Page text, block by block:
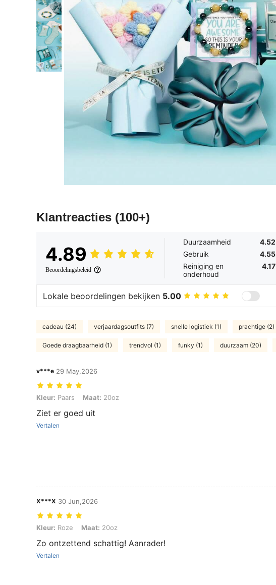
Klantreacties (100+)
4.89
Beoordelingsbeleid
Duurzaamheid
4.52
Gebruik
4.55
Reiniging en
onderhoud
4.17
Lokale beoordelingen bekijken 5.00
cadeau (24) verjaardagsoutfits (7) snelle logistiek (1) prachtige (2)
Goede draagbaarheid (1) trendvol (1) funky (1) duurzaam (20)
v***e 29 May,2026
Kleur: Paars, Maat: 20oz
Kleur: Paars Maat: 20oz
Ziet er goed uit
Vertalen
X***X 30 Jun,2026
Kleur: Roze, Maat: 20oz
Kleur: Roze Maat: 20oz
Zo ontzettend schattig! Aanrader!
Vertalen